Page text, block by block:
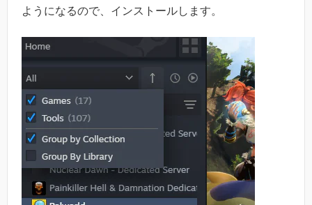
ようになるので、インストールします。